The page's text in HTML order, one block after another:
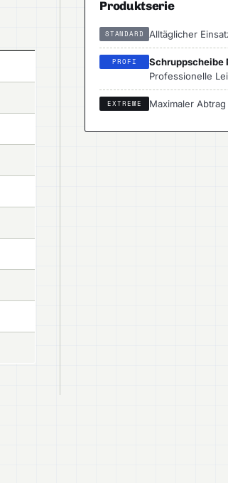
Produktserie
STANDARD Alltäglicher
PROFI
Schruppscheibe
Professionelle
EXTREME Maximaler